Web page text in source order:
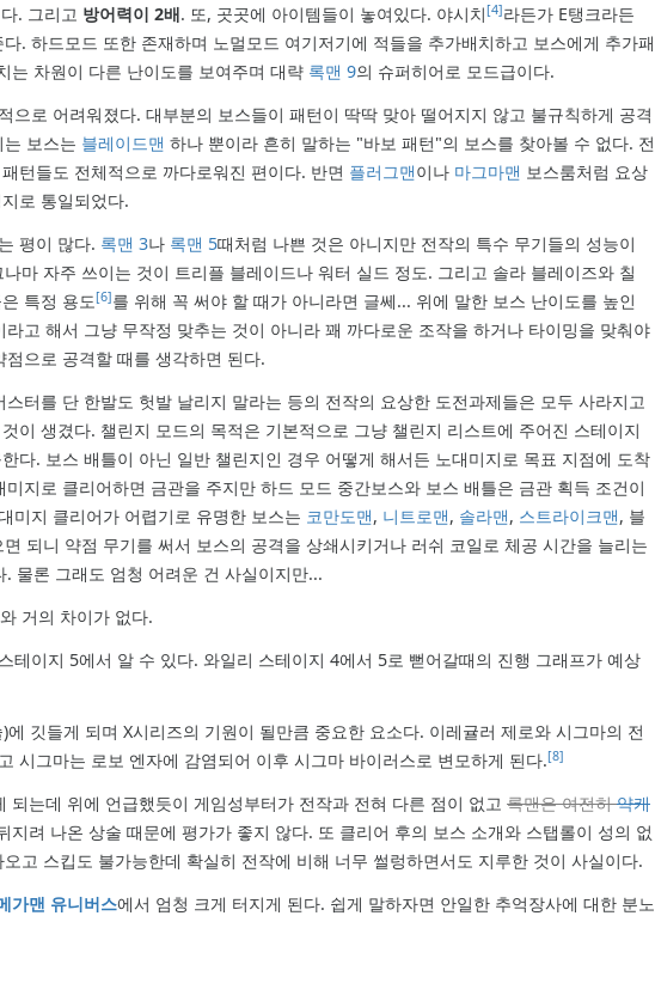
. 그리고 방어력이 2배. 또, 곳곳에 아이템들이 놓여있다. 야시치[4]라든가 E탱크라든
. 하드모드 또한 존재하며 노멀모드 여기저기에 적들을 추가배치하고 보스에게 추가패
는 차원이 다른 난이도를 보여주며 대략 록맨 9의 슈퍼히어로 모드급이다.
로 어려워졌다. 대부분의 보스들이 패턴이 딱딱 맞아 떨어지지 않고 불규칙하게 공격
보스는 블레이드맨 하나 뿐이라 흔히 말하는 "바보 패턴"의 보스를 찾아볼 수 없다. 전
턴들도 전체적으로 까다로워진 편이다. 반면 플러그맨이나 마그마맨 보스룸처럼 요상
로 통일되었다.
평이 많다. 록맨 3나 록맨 5때처럼 나쁜 것은 아니지만 전작의 특수 무기들의 성능이
마 자주 쓰이는 것이 트리플 블레이드나 워터 실드 정도. 그리고 솔라 블레이즈와 칠
특정 용도[6]를 위해 꼭 써야 할 때가 아니라면 글쎄... 위에 말한 보스 난이도를 높인
고 해서 그냥 무작정 맞추는 것이 아니라 꽤 까다로운 조작을 하거나 타이밍을 맞춰야
점으로 공격할 때를 생각하면 된다.
터를 단 한발도 헛발 날리지 말라는 등의 전작의 요상한 도전과제들은 모두 사라지고
이 생겼다. 챌린지 모드의 목적은 기본적으로 그냥 챌린지 리스트에 주어진 스테이지
다. 보스 배틀이 아닌 일반 챌린지인 경우 어떻게 해서든 노대미지로 목표 지점에 도착
지로 클리어하면 금관을 주지만 하드 모드 중간보스와 보스 배틀은 금관 획득 조건이
미지 클리어가 어렵기로 유명한 보스는 코만도맨, 니트로맨, 솔라맨, 스트라이크맨, 블
되니 약점 무기를 써서 보스의 공격을 상쇄시키거나 러쉬 코일로 체공 시간을 늘리는
물론 그래도 엄청 어려운 건 사실이지만...
거의 차이가 없다.
테이지 5에서 알 수 있다. 와일리 스테이지 4에서 5로 뻗어갈때의 진행 그래프가 예상
깃들게 되며 X시리즈의 기원이 될만큼 중요한 요소다. 이레귤러 제로와 시그마의 전
시그마는 로보 엔자에 감염되어 이후 시그마 바이러스로 변모하게 된다.[8]
는데 위에 언급했듯이 게임성부터가 전작과 전혀 다른 점이 없고 록맨은 여전히약캐
려 나온 상술 때문에 평가가 좋지 않다. 또 클리어 후의 보스 소개와 스탭롤이 성의 없
고 스킵도 불가능한데 확실히 전작에 비해 너무 썰렁하면서도 지루한 것이 사실이다.
가맨 유니버스에서 엄청 크게 터지게 된다. 쉽게 말하자면 안일한 추억장사에 대한 분노